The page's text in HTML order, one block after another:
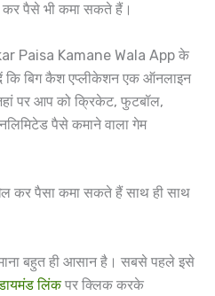
पैसे भी कमा सकते हैं।
Paisa Kamane Wala App के
कि बिग कैश एप्लीकेशन एक ऑनलाइन
पर आप को क्रिकेट, फुटबॉल,
पैसे कमाने वाला गेम
कर पैसा कमा सकते हैं साथ ही साथ
बहुत ही आसान है। सबसे पहले इसे
लिंकपर क्लिक करके